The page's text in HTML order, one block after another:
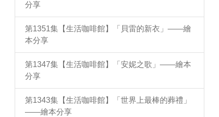
分享
第1351集【生活咖啡館】「貝雷的新衣」——繪
本分享
第1347集【生活咖啡館】「安妮之歌」——繪本
分享
第1343集【生活咖啡館】「世界上最棒的葬禮」
——繪本分享